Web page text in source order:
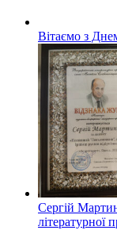
Вітаємо з
Сергій
літературної